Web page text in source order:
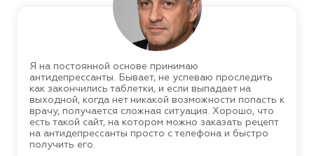
Я на постоянной основе принимаю
антидепрессанты. Бывает, не успеваю проследить
как закончились таблетки, и если выпадает на
выходной, когда нет никакой возможности попасть к
врачу, получается сложная ситуация. Хорошо, что
есть такой сайт, на котором можно заказать рецепт
на антидепрессанты просто с телефона и быстро
получить его.